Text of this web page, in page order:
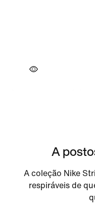
A
A coleção Nike
respiráveis de